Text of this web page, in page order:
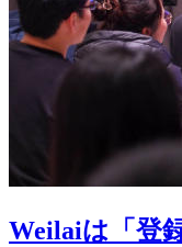
Weilaiは「登